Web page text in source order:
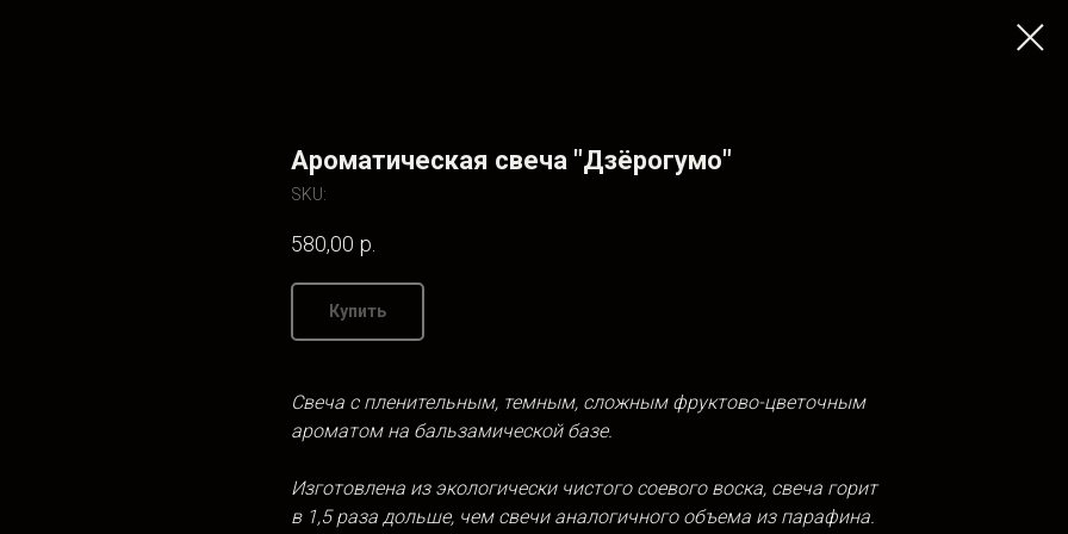
Ароматическая свеча "Дзёрогумо"
SKU:
580,00 р.
Купить
Свеча с пленительным, темным, сложным фруктово-цветочным
ароматом на бальзамической базе.
Изготовлена из экологически чистого соевого воска, свеча горит
в 1,5 раза дольше, чем свечи аналогичного объема из парафина.